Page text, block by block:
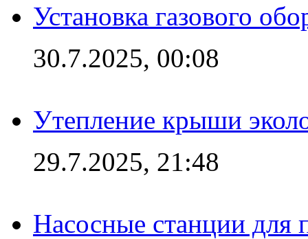
Установка газового
30.7.2025, 00:08
Утепление крыши
29.7.2025, 21:48
Насосные станции для